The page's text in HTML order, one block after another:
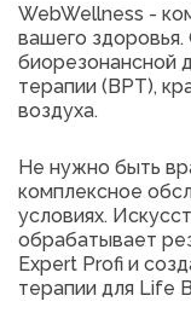
WebWellness -
вашего
биорезонансной
терапии (ВРТ),
воздуха.
Не нужно быть
комплексное
условиях.
обрабатывает
Expert Profi и
терапии для Life